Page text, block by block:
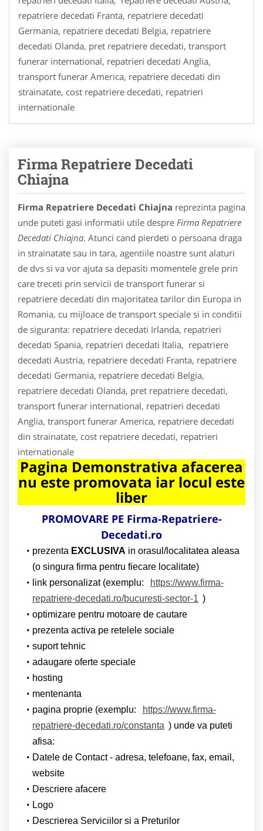
repatriere decedati Franta, repatriere decedati
Germania, repatriere decedati Belgia, repatriere
decedati Olanda, pret repatriere decedati, transport
funerar international, repatrieri decedati Anglia,
transport funerar America, repatriere decedati din
strainatate, cost repatriere decedati, repatrieri
internationale
Firma Repatriere Decedati
Chiajna
Firma Repatriere Decedati Chiajna reprezinta pagina
unde puteti gasi informatii utile despre Firma Repatriere
Decedati Chiajna. Atunci cand pierdeti o persoana draga
in strainatate sau in tara, agentiile noastre sunt alaturi
de dvs si va vor ajuta sa depasiti momentele grele prin
care treceti prin servicii de transport funerar si
repatriere decedati din majoritatea tarilor din Europa in
Romania, cu mijloace de transport speciale si in conditii
de siguranta: repatriere decedati Irlanda, repatrieri
decedati Spania, repatrieri decedati Italia, repatriere
decedati Austria, repatriere decedati Franta, repatriere
decedati Germania, repatriere decedati Belgia,
repatriere decedati Olanda, pret repatriere decedati,
transport funerar international, repatrieri decedati
Anglia, transport funerar America, repatriere decedati
din strainatate, cost repatriere decedati, repatrieri
internationale
Pagina Demonstrativa afacerea
nu este promovata iar locul este
liber
PROMOVARE PE Firma-Repatriere-
Decedati.ro
prezenta EXCLUSIVA in orasul/localitatea aleasa
(o singura firma pentru fiecare localitate)
link personalizat (exemplu:
https://www.firma-
repatriere-decedati.ro/bucuresti-sector-1 )
optimizare pentru motoare de cautare
prezenta activa pe retelele sociale
suport tehnic
adaugare oferte speciale
hosting
mentenanta
pagina proprie (exemplu:
https://www.firma-
repatriere-decedati.ro/constanta ) unde va puteti
afisa:
Datele de Contact - adresa, telefoane, fax, email,
website
Descriere afacere
Logo
Descrierea Serviciilor si a Preturilor